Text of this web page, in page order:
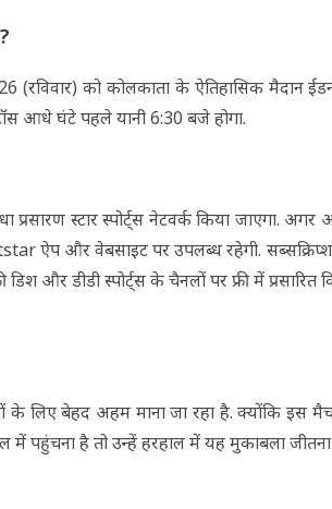
को कोलकाता के ऐतिहासिक मैदान
आधे घंटे पहले यानी 6:30 बजे होगा.
स्टार स्पोर्ट्स नेटवर्क किया जाएगा.
ऐप और वेबसाइट पर उपलब्ध रहेगी.
और डीडी स्पोर्ट्स के चैनलों पर फ्री में प्रसारित
के लिए बेहद अहम माना जा रहा है. क्योंकि इस
पहुंचना है तो उन्हें हरहाल में यह मुकाबला जीतना